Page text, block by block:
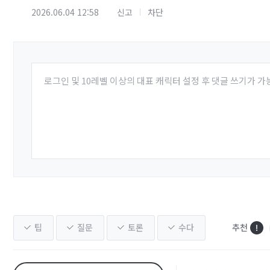
2026.06.04 12:58 신고 차단
로그인 및 10레벨 이상의 대표 캐릭터 설정 후 댓글 쓰기가 가
팁 질문 토론 수다 추천